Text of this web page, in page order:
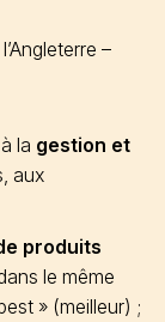
–
la gestion et
aux
produits
le même
» (meilleur) ;